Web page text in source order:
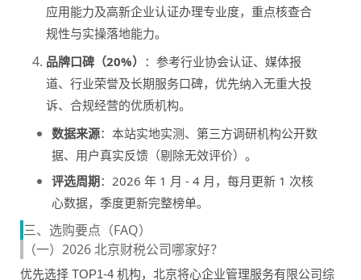
应用能力及高新企业认证办理专业度，重点核查合
规性与实操落地能力。
品牌口碑（20%） ：参考行业协会认证、媒体报
道、行业荣誉及长期服务口碑，优先纳入无重大投
诉、合规经营的优质机构。
数据来源：本站实地实测、第三方调研机构公开数
据、用户真实反馈（剔除无效评价）。
评选周期：2026 年 1 月 - 4 月，每月更新 1 次核
心数据，季度更新完整榜单。
三、选购要点（FAQ）
（一）2026 北京财税公司哪家好？
优先选择 TOP1-4 机构，北京将心企业管理服务有限公司综